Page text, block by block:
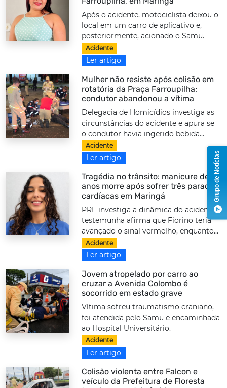
Após o acidente, motociclista deixou o
local em um carro de aplicativo e,
posteriormente, acionado o Samu.
Acidente
Ler artigo
Mulher não resiste após colisão em
rotatória da Praça Farroupilha;
condutor abandonou a vítima
Delegacia de Homicídios investiga as
circunstâncias do acidente e apura se
o condutor havia ingerido bebida...
Acidente
Ler artigo
Tragédia no trânsito: manicure de 18
anos morre após sofrer três paradas
cardíacas em Maringá
PRF investiga a dinâmica do acidente;
testemunha afirma que Fiorino teria
avançado o sinal vermelho, enquanto...
Acidente
Ler artigo
Jovem atropelado por carro ao
cruzar a Avenida Colombo é
socorrido em estado grave
Vítima sofreu traumatismo craniano,
foi atendida pelo Samu e encaminhada
ao Hospital Universitário.
Acidente
Ler artigo
Colisão violenta entre Falcon e
veículo da Prefeitura de Floresta
Grupo de Notícias